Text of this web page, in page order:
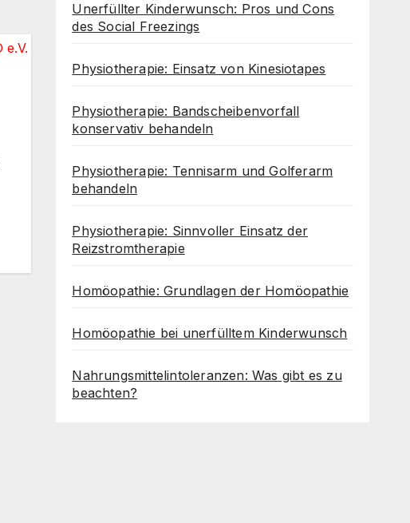
Unerfüllter Kinderwunsch: Pros und Cons
des Social Freezings
Physiotherapie: Einsatz von Kinesiotapes
Physiotherapie: Bandscheibenvorfall
konservativ behandeln
Physiotherapie: Tennisarm und Golferarm
behandeln
Physiotherapie: Sinnvoller Einsatz der
Reizstromtherapie
Homöopathie: Grundlagen der Homöopathie
Homöopathie bei unerfülltem Kinderwunsch
Nahrungsmittelintoleranzen: Was gibt es zu
beachten?